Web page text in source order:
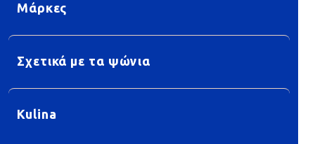
Μάρκες
Σχετικά με τα ψώνια
Kulina